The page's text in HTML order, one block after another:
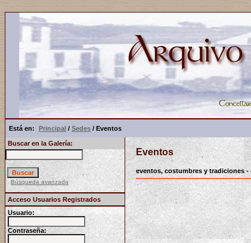
Está en: Principal / Sedes / Eventos
Buscar en la Galería:
Búsqueda avanzada
Acceso Usuarios Registrados
Usuario:
Contraseña:
Eventos
eventos, costumbres y tradiciones